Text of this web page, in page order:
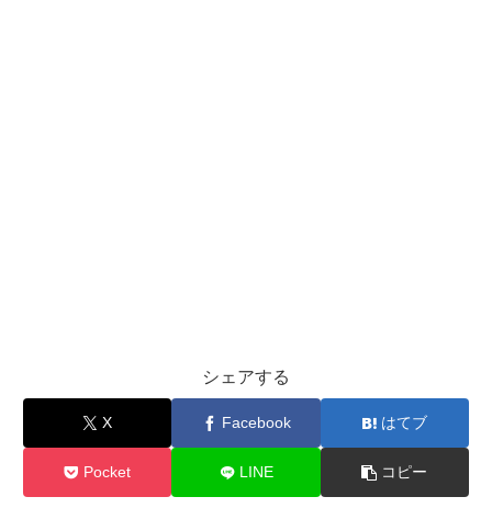
シェアする
X Facebook はてブ
Pocket LINE コピー